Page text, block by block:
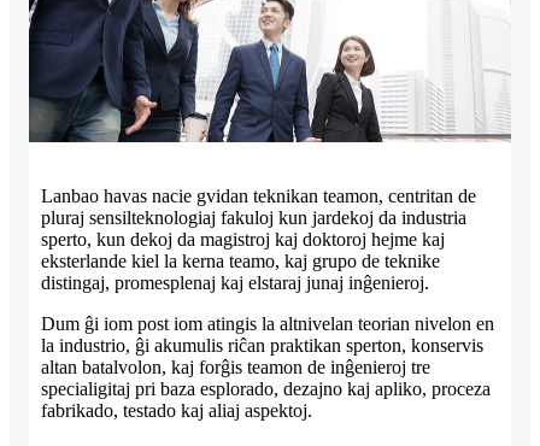
Lanbao havas nacie gvidan teknikan teamon, centritan de
pluraj sensilteknologiaj fakuloj kun jardekoj da industria
sperto, kun dekoj da magistroj kaj doktoroj hejme kaj
eksterlande kiel la kerna teamo, kaj grupo de teknike
distingaj, promesplenaj kaj elstaraj junaj inĝenieroj.
Dum ĝi iom post iom atingis la altnivelan teorian nivelon en
la industrio, ĝi akumulis riĉan praktikan sperton, konservis
altan batalvolon, kaj forĝis teamon de inĝenieroj tre
specialigitaj pri baza esplorado, dezajno kaj apliko, proceza
fabrikado, testado kaj aliaj aspektoj.